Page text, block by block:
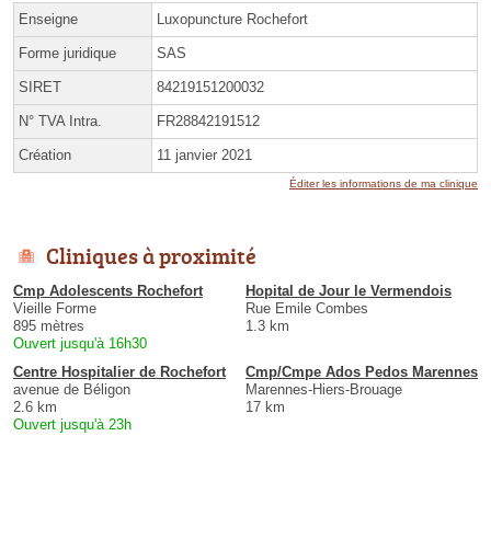
Enseigne Luxopuncture Rochefort
Forme juridique SAS
SIRET 84219151200032
N° TVA Intra. FR28842191512
Création 11 janvier 2021
Éditer les informations de ma clinique
Cliniques à proximité
Cmp Adolescents Rochefort
Vieille Forme
895 mètres
Ouvert jusqu'à 16h30
Hopital de Jour le Vermendois
Rue Emile Combes
1.3 km
Centre Hospitalier de Rochefort
avenue de Béligon
2.6 km
Ouvert jusqu'à 23h
Cmp/Cmpe Ados Pedos Marennes
Marennes-Hiers-Brouage
17 km